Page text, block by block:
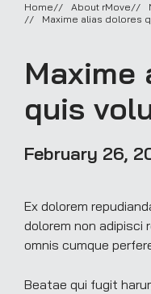
Home About rMove
Maxime alias dolores
Maxime
quis
February 26,
Ex dolorem
dolorem non adipisci
omnis cumque
Beatae qui fugit